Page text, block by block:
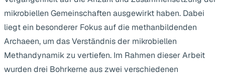
mikrobiellen Gemeinschaften ausgewirkt haben. Dabei
liegt ein besonderer Fokus auf die methanbildenden
Archaeen, um das Verständnis der mikrobiellen
Methandynamik zu vertiefen. Im Rahmen dieser Arbeit
wurden drei Bohrkerne aus zwei verschiedenen